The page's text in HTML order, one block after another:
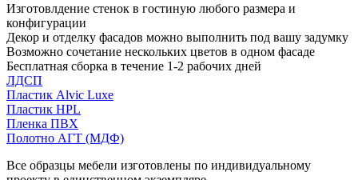
Изготовлдение стенок в гостиную любого размера и
конфигурации
Декор и отделку фасадов можно выполнить под вашу задумку
Возможно сочетание нескольких цветов в одном фасаде
Бесплатная сборка в течение 1-2 рабочих дней
ЛДСП
Пластик Alvic Luxe
Пластик HPL
Пленка ПВХ
Полотно АГТ (МДФ)
Все образцы мебели изготовлены по индивидуальному